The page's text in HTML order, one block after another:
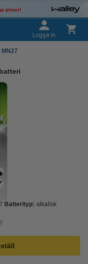
priser!
Logga in
MN27
Batterityp: alkalisk